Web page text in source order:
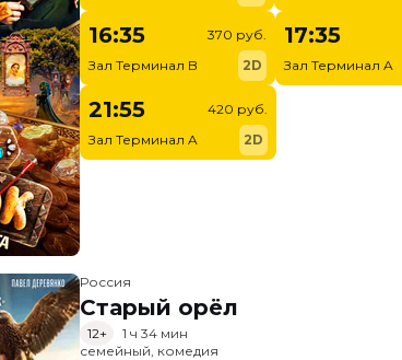
16:35
Зал Терминал B
370 руб.
2D
17:35
Зал Терминал A
21:55
Зал Терминал A
420 руб.
2D
Россия
Старый орёл
12+
1 ч 34 мин
семейный, комедия